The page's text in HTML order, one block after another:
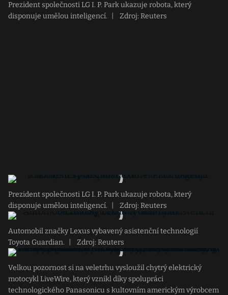
Prezident společnosti LG I. P. Park ukazuje robota, který
disponuje umělou inteligencí.
Zdroj: Reuters
Prezident společnosti LG I. P. Park ukazuje robota, který
disponuje umělou inteligencí.
Zdroj: Reuters
Automobil značky Lexus vybavený asistenční technologií
Toyota Guardian.
Zdroj: Reuters
Velkou pozornost si na veletrhu vysloužil chytrý elektrický
motocykl LiveWire, který vznikl díky spolupráci
technologického Panasonicu s kultovním americkým výrobcem